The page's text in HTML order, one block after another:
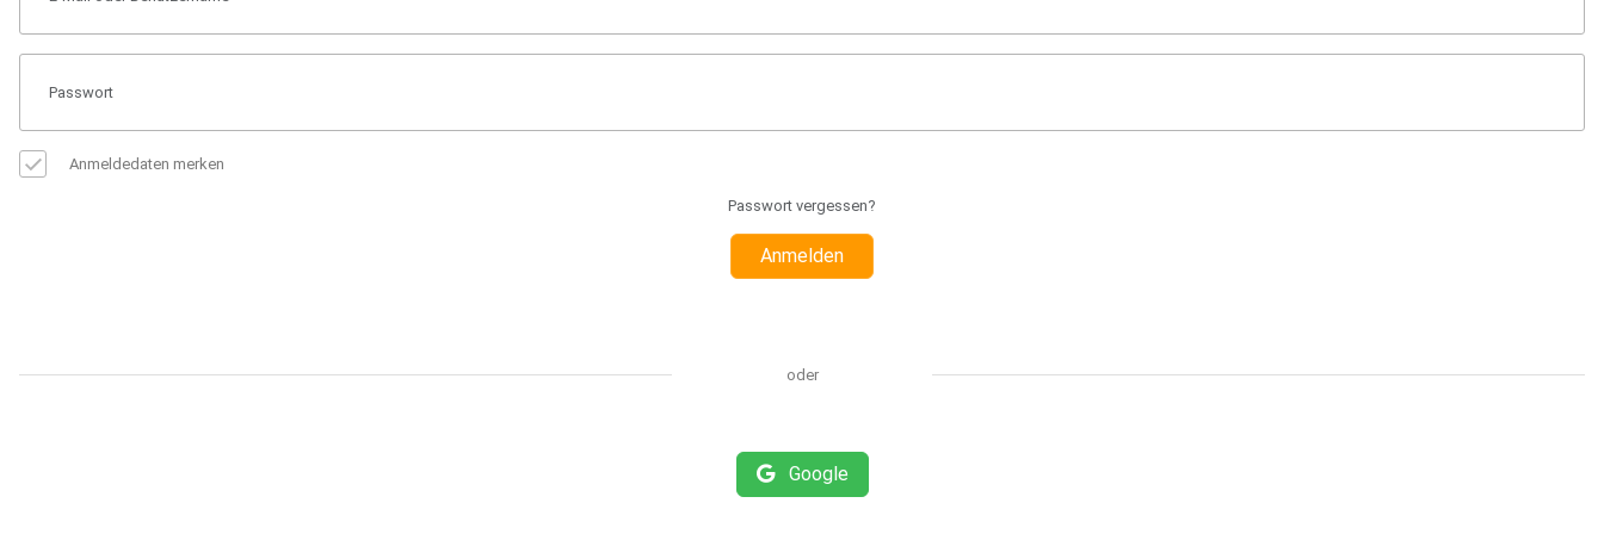
Anmeldedaten merken
Passwort vergessen?
Anmelden
oder
Google